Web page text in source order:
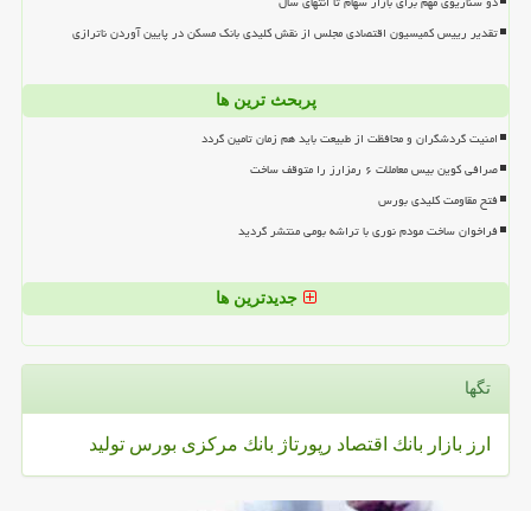
تقدیر رییس کمیسیون اقتصادی مجلس از نقش کلیدی بانک مسکن در پایین آوردن ناترازی
پربحث ترین ها
امنیت گردشگران و محافظت از طبیعت باید هم زمان تامین گردد
صرافی کوین بیس معاملات ۶ رمزارز را متوقف ساخت
فتح مقاومت کلیدی بورس
فراخوان ساخت مودم نوری با تراشه بومی منتشر گردید
جدیدترین ها
تگها
ارز بازار بانك اقتصاد رپورتاژ بانك مركزی بورس تولید